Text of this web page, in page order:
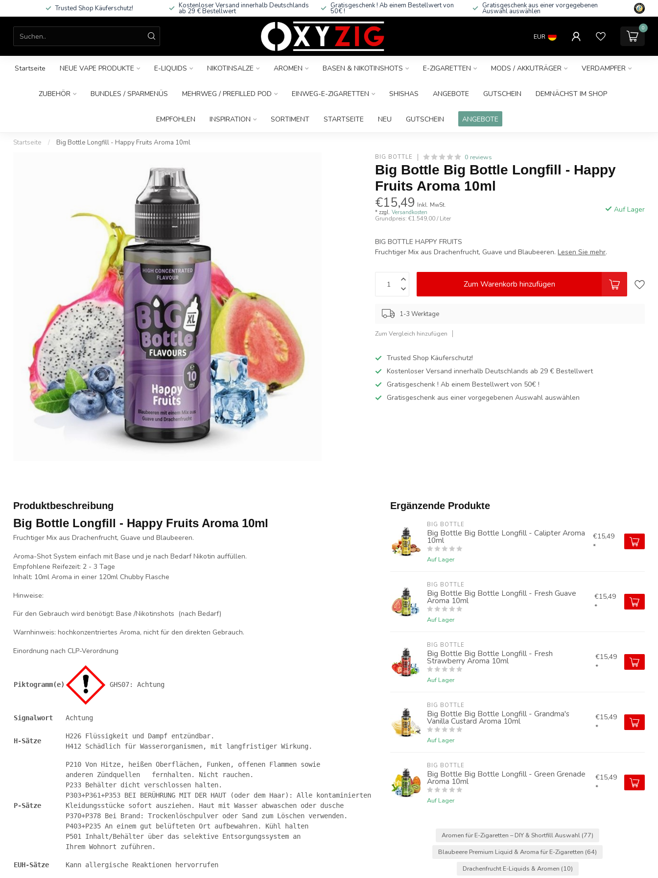
Trusted Shop Käuferschutz! Kostenloser Versand innerhalb Deutschlands
ab 29 € Bestellwert
Gratisgeschenk ! Ab einem Bestellwert von
50€ !
Gratisgeschenk aus einer vorgegebenen
Auswahl auswählen
EUR
0
Startseite NEUE VAPE PRODUKTE E-LIQUIDS NIKOTINSALZE AROMEN BASEN & NIKOTINSHOTS E-ZIGARETTEN MODS / AKKUTRÄGER VERDAMPFER
ZUBEHÖR BUNDLES / SPARMENÜS MEHRWEG / PREFILLED POD EINWEG-E-ZIGARETTEN SHISHAS ANGEBOTE GUTSCHEIN DEMNÄCHST IM SHOP
EMPFOHLEN INSPIRATION SORTIMENT STARTSEITE NEU GUTSCHEIN ANGEBOTE
Startseite / Big Bottle Longfill - Happy Fruits Aroma 10ml
BIG BOTTLE 0 reviews
Big Bottle Big Bottle Longfill - Happy
Fruits Aroma 10ml
€15,49 Inkl. MwSt.
* zzgl.Versandkosten
Grundpreis: €1.549,00 / Liter
Auf Lager
BIG BOTTLE HAPPY FRUITS
Fruchtiger Mix aus Drachenfrucht, Guave und Blaubeeren.Lesen Sie mehr.
Zum Warenkorb hinzufügen
1-3 Werktage
Zum Vergleich hinzufügen
Trusted Shop Käuferschutz!
Kostenloser Versand innerhalb Deutschlands ab 29 € Bestellwert
Gratisgeschenk ! Ab einem Bestellwert von 50€ !
Gratisgeschenk aus einer vorgegebenen Auswahl auswählen
Produktbeschreibung
Big Bottle Longfill - Happy Fruits Aroma 10ml
Fruchtiger Mix aus Drachenfrucht, Guave und Blaubeeren.
Aroma-Shot System einfach mit Base und je nach Bedarf Nikotin auffüllen.
Empfohlene Reifezeit: 2 - 3 Tage
Inhalt: 10ml Aroma in einer 120ml Chubby Flasche
Hinweise:
Für den Gebrauch wird benötigt: Base /Nikotinshots (nach Bedarf)
Warnhinweis: hochkonzentriertes Aroma, nicht für den direkten Gebrauch.
Einordnung nach CLP-Verordnung
Piktogramm(e) GHS07: Achtung
Signalwort Achtung
H-Sätze
H226 Flüssigkeit und Dampf entzündbar.
H412 Schädlich für Wasserorganismen, mit langfristiger Wirkung.
P-Sätze
P210 Von Hitze, heißen Oberflächen, Funken, offenen Flammen sowie
anderen Zündquellen   fernhalten. Nicht rauchen.
P233 Behälter dicht verschlossen halten.
P303+P361+P353 BEI BERÜHRUNG MIT DER HAUT (oder dem Haar): Alle kontaminierten
Kleidungsstücke sofort ausziehen. Haut mit Wasser abwaschen oder dusche
P370+P378 Bei Brand: Trockenlöschpulver oder Sand zum Löschen verwenden.
P403+P235 An einem gut belüfteten Ort aufbewahren. Kühl halten
P501 Inhalt/Behälter über das selektive Entsorgungssystem an
Ihrem Wohnort zuführen.
EUH-Sätze Kann allergische Reaktionen hervorrufen
Ergänzende Produkte
BIG BOTTLE
Big Bottle Big Bottle Longfill - Calipter Aroma
10ml
Auf Lager
€15,49
*
BIG BOTTLE
Big Bottle Big Bottle Longfill - Fresh Guave
Aroma 10ml
Auf Lager
€15,49
*
BIG BOTTLE
Big Bottle Big Bottle Longfill - Fresh
Strawberry Aroma 10ml
Auf Lager
€15,49
*
BIG BOTTLE
Big Bottle Big Bottle Longfill - Grandma's
Vanilla Custard Aroma 10ml
Auf Lager
€15,49
*
BIG BOTTLE
Big Bottle Big Bottle Longfill - Green Grenade
Aroma 10ml
Auf Lager
€15,49
*
Aromen für E-Zigaretten – DIY & Shortfill Auswahl (77)
Blaubeere Premium Liquid & Aroma für E-Zigaretten (64)
Drachenfrucht E-Liquids & Aromen (10)